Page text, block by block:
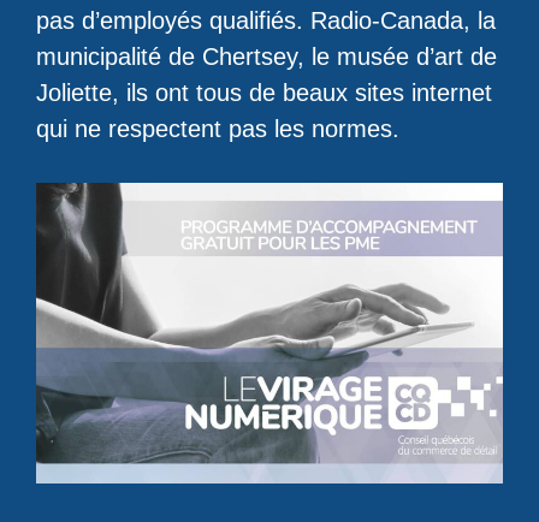
pas d’employés qualifiés. Radio-Canada, la
municipalité de Chertsey, le musée d’art de
Joliette, ils ont tous de beaux sites internet
qui ne respectent pas les normes.